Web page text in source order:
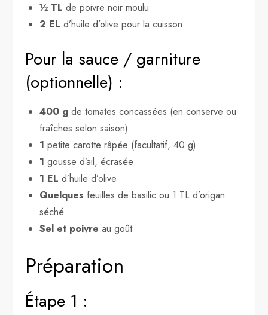
½ TL de poivre noir moulu
2 EL d’huile d’olive pour la cuisson
Pour la sauce / garniture
(optionnelle) :
400 g de tomates concassées (en conserve ou
fraîches selon saison)
1 petite carotte râpée (facultatif, 40 g)
1 gousse d’ail, écrasée
1 EL d’huile d’olive
Quelques feuilles de basilic ou 1 TL d’origan
séché
Sel et poivre au goût
Préparation
Étape 1 :